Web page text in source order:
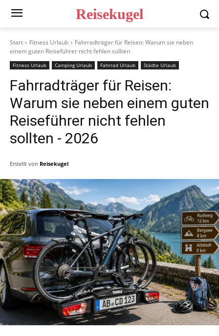
Reisekugel
Start Fitness Urlaub
Fahrradträger für Reisen: Warum sie neben
einem guten Reiseführer nicht fehlen sollten
Fitness Urlaub Camping Urlaub Fahrrad Urlaub Städte Urlaub
Fahrradträger für Reisen:
Warum sie neben einem guten
Reiseführer nicht fehlen
sollten - 2026
Erstellt von Reisekugel